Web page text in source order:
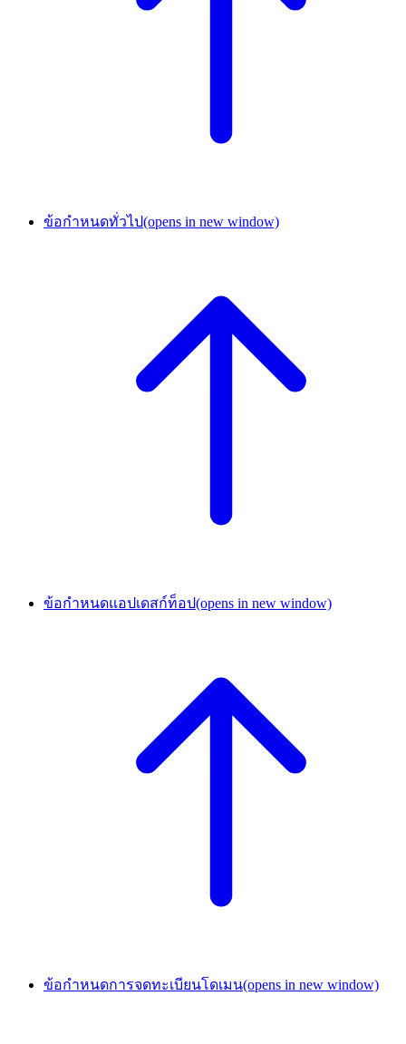
ข้อกำหนดทั่วไป(opens in new window)
ข้อกำหนดแอปเดสก์ท็อป(opens in new window)
ข้อกำหนดการจดทะเบียนโดเมน(opens in new window)